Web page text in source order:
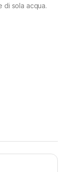
di sola acqua.